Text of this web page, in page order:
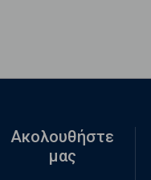
Ακολουθήστε
μας